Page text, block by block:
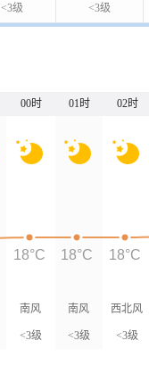
<3级 <3级
00时 01时 02时
南风
<3级
南风
<3级
西北风
<3级
18°C 18°C 18°C